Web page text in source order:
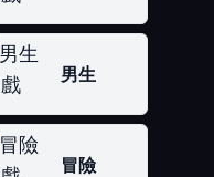
男生
冒險